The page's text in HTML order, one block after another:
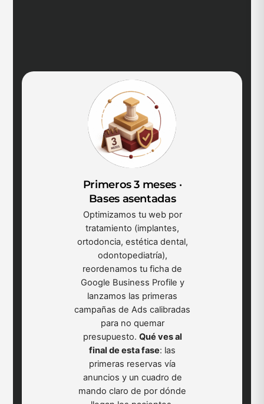
Primeros 3 meses ·
Bases asentadas
Optimizamos tu web por
tratamiento (implantes,
ortodoncia, estética dental,
odontopediatría),
reordenamos tu ficha de
Google Business Profile y
lanzamos las primeras
campañas de Ads calibradas
para no quemar
presupuesto. Qué ves al
final de esta fase: las
primeras reservas vía
anuncios y un cuadro de
mando claro de por dónde